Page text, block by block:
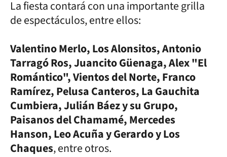
La fiesta contará con una importante grilla
de espectáculos, entre ellos:
Valentino Merlo, Los Alonsitos, Antonio
Tarragó Ros, Juancito Güenaga, Alex "El
Romántico", Vientos del Norte, Franco
Ramírez, Pelusa Canteros, La Gauchita
Cumbiera, Julián Báez y su Grupo,
Paisanos del Chamamé, Mercedes
Hanson, Leo Acuña y Gerardo y Los
Chaques, entre otros.